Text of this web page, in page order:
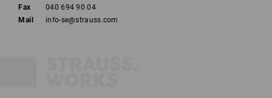
Fax
040 694 90 04
Mail
info-se@strauss.com